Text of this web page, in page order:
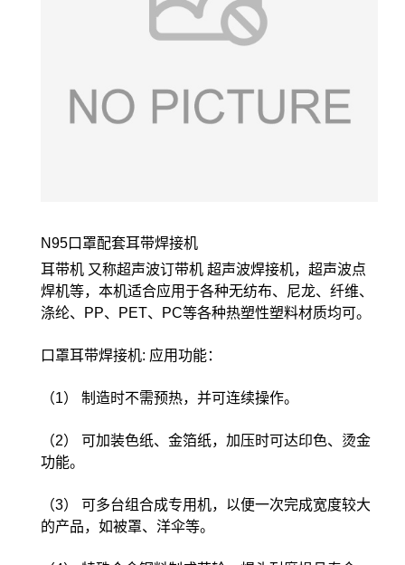
N95口罩配套耳带焊接机
耳带机 又称超声波订带机 超声波焊接机，超声波点
焊机等，本机适合应用于各种无纺布、尼龙、纤维、
涤纶、PP、PET、PC等各种热塑性塑料材质均可。
口罩耳带焊接机: 应用功能：
（1） 制造时不需预热，并可连续操作。
（2） 可加装色纸、金箔纸，加压时可达印色、烫金
功能。
（3） 可多台组合成专用机，以便一次完成宽度较大
的产品，如被罩、洋伞等。